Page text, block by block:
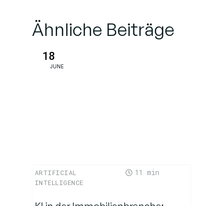
Die US-
Sicherheit und
für Entwickler
Unternehmen
Ähnliche Beiträge
18
JUNE
ARTIFICIAL
INTELLIGENCE
11